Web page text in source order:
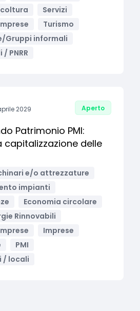
Servizi
Turismo
Gruppi informali
PNRR
2029 Aperto
Patrimonio PMI:
capitalizzazione delle
e/o attrezzature
impianti
Economia circolare
Rinnovabili
Imprese
PMI
/ locali